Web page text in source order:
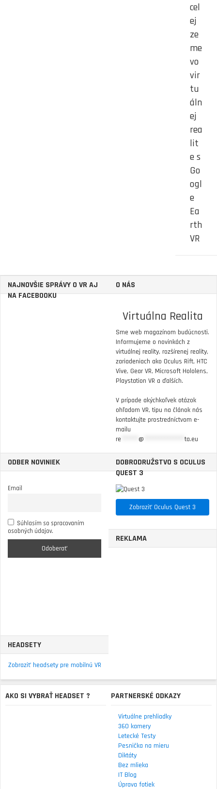
cel
ej
ze
me
vo
vir
tu
áln
ej
rea
lit
e s
Go
ogl
e
Ea
rth
VR
NAJNOVŠIE SPRÁVY O VR AJ
NA FACEBOOKU
O NÁS
Virtuálna Realita
Sme web magazínom budúcnosti.
Informujeme o novinkách z
virtuálnej reality, rozšírenej reality,
zariadeniach ako Oculus Rift, HTC
Vive, Gear VR, Microsoft Hololens,
Playstation VR a ďalších.
V prípade akýchkoľvek otázok
ohľadom VR, tipu na článok nás
kontaktujte prostredníctvom e-
mailu
re
@ **************ta.eu
ODBER NOVINIEK
Email
Súhlasím so spracovaním
osobných údajov.
DOBRODRUŽSTVO S OCULUS
QUEST 3
Zobraziť Oculus Quest 3
REKLAMA
HEADSETY
Zobraziť headsety pre mobilnú VR
AKO SI VYBRAŤ HEADSET ? PARTNERSKÉ ODKAZY
Virtuálne prehliadky
360 kamery
Letecké Testy
Pesnička na mieru
Diktáty
Bez mlieka
IT Blog
Úprava fotiek